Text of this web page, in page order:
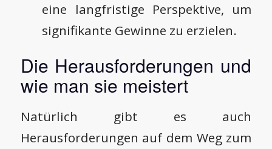
eine langfristige Perspektive, um
signifikante Gewinne zu erzielen.
Die Herausforderungen und
wie man sie meistert
Natürlich gibt es auch
Herausforderungen auf dem Weg zum